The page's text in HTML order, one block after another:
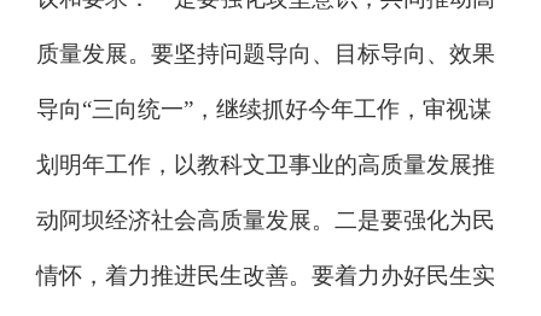
质量发展。要坚持问题导向、目标导向、效果
导向“三向统一” ，继续抓好今年工作，审视谋
划明年工作，以教科文卫事业的高质量发展推
动阿坝经济社会高质量发展。二是要强化为民
情怀，着力推进民生改善。要着力办好民生实